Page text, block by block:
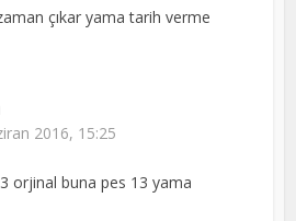
çıkar yama tarih verme
2016, 15:25
orjinal buna pes 13 yama